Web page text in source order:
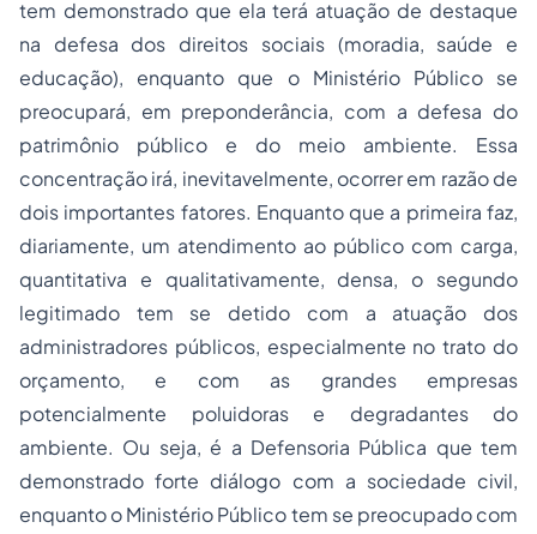
tem demonstrado que ela terá atuação de destaque
na defesa dos direitos sociais (moradia, saúde e
educação), enquanto que o Ministério Público se
preocupará, em preponderância, com a defesa do
patrimônio público e do meio ambiente. Essa
concentração irá, inevitavelmente, ocorrer em razão de
dois importantes fatores. Enquanto que a primeira faz,
diariamente, um atendimento ao público com carga,
quantitativa e qualitativamente, densa, o segundo
legitimado tem se detido com a atuação dos
administradores públicos, especialmente no trato do
orçamento, e com as grandes empresas
potencialmente poluidoras e degradantes do
ambiente. Ou seja, é a Defensoria Pública que tem
demonstrado forte diálogo com a sociedade civil,
enquanto o Ministério Público tem se preocupado com